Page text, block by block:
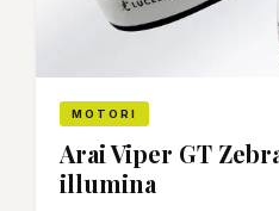
MOTORI
Arai Viper GT
illumina